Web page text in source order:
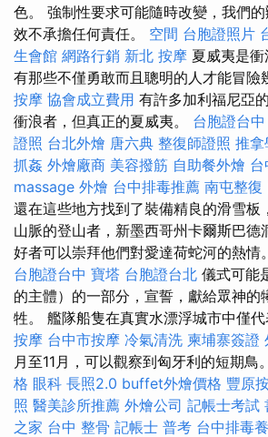
色。 強制性要求可能隨時改變，我們
效不承擔任何責任。 空間 台胞證照片
生會館 網路行銷 新北 按摩 夏威夷是
有那些不僅勇敢而且聰明的人才能冒險
按摩 協會成立費用 有許多加利福尼亞
衝浪者，但真正的夏威夷。 台胞證台中
證照 台北外燴 唐六典 整復師證照 推拿
抓姦 外燴廠商 美容撥筋 自助餐外燴
massage 外燴 台中排毒推薦 南屯整復
還在這些地方找到了裝備精良的滑雪板
山脈的登山者，新墨西哥州卡爾斯巴德
好者可以崇拜他們對愛達荷蛇河的熱情
台胞證台中 寶塔 台胞證台北 儀式可能
的主體）的一部分，宣誓，獻給眾神的
牲。 艦隊船隻在真實水漂浮城市中僅代
按摩 台中市按摩 冷氣清洗 柬埔寨簽證
月至11月，可以觀察到匈牙利的短期鳥。
格 眼科 長照2.0 buffet外燴價格 豐原
照 醫美診所推薦 外燴公司 記帳士考試
之家 台中 整骨 記帳士 普考 台中排毒